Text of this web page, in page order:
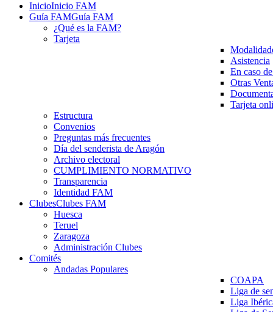
InicioInicio FAM
Guía FAMGuía FAM
¿Qué es la FAM?
Tarjeta
Asistencia
En caso
Otras
Tarjeta
Estructura
Convenios
Preguntas más frecuentes
Día del senderista de Aragón
Archivo electoral
CUMPLIMIENTO NORMATIVO
Transparencia
Identidad FAM
ClubesClubes FAM
Huesca
Teruel
Zaragoza
Administración Clubes
Comités
Andadas Populares
COAPA
Liga de
Liga